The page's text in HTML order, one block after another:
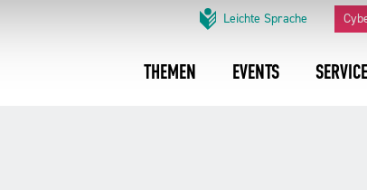
Leichte Sprache
THEMEN EVENTS SERVICE